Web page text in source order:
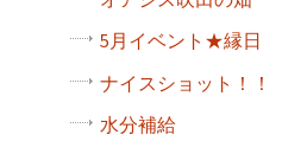
5月イベント★縁日
ナイスショット！！
水分補給